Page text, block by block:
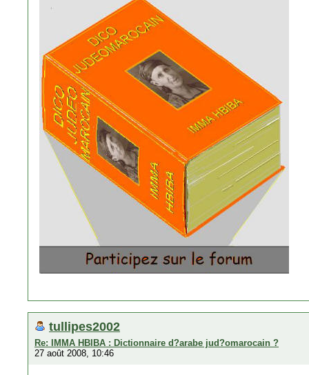
tullipes2002
Re: IMMA HBIBA : Dictionnaire d?arabe jud?omarocain ?
27 août 2008, 10:46